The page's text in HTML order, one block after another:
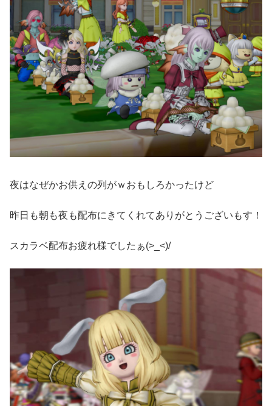
夜はなぜかお供えの列がｗおもしろかったけど
昨日も朝も夜も配布にきてくれてありがとうございもす！
スカラベ配布お疲れ様でしたぁ(>_<)/